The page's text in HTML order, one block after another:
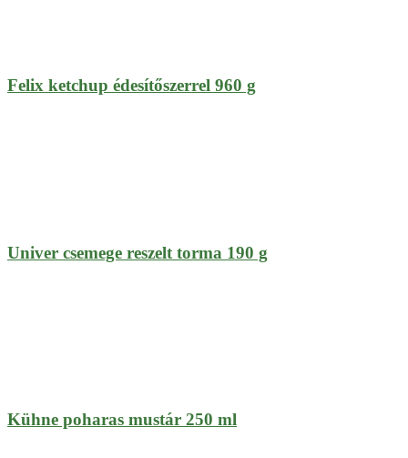
Felix ketchup édesítőszerrel 960 g
Univer csemege reszelt torma 190 g
Kühne poharas mustár 250 ml